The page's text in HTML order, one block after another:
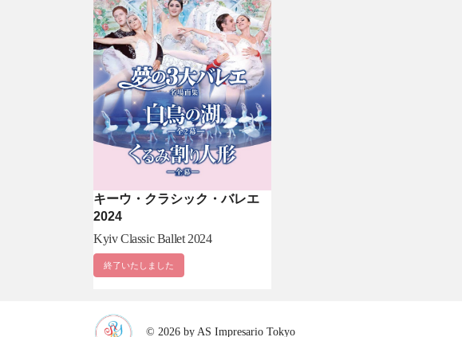
キーウ・クラシック・バレエ
2024
Kyiv Classic Ballet 2024
終了いたしました
© 2026 by AS Impresario Tokyo